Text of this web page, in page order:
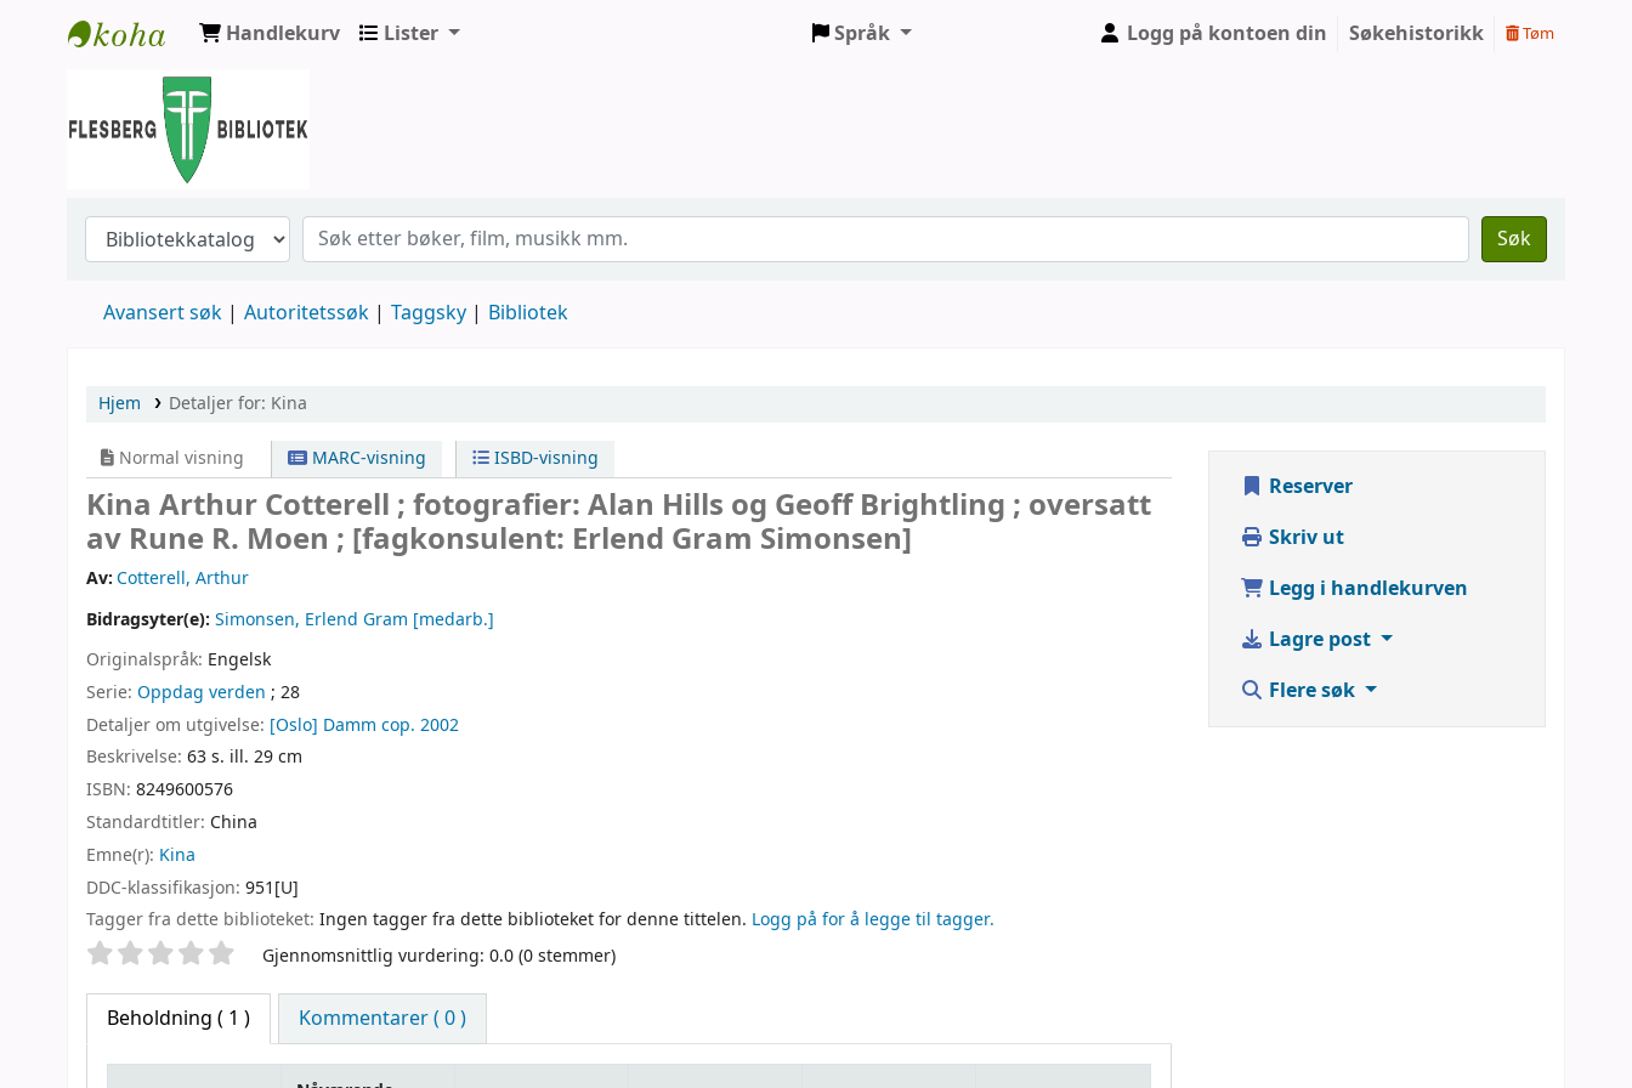
Flesberg bibliotek
Handlekurv Lister Språk Logg på kontoen din Søkehistorikk Tøm
Søk
Avansert søk Autoritetssøk Taggsky Bibliotek
Hjem Detaljer for: Kina
Normal visning MARC-visning ISBD-visning
Kina Arthur Cotterell ; fotografier: Alan Hills og Geoff Brightling ; oversatt
av Rune R. Moen ; [fagkonsulent: Erlend Gram Simonsen]
Av:Cotterell, Arthur
Bidragsyter(e): Simonsen, Erlend Gram [medarb.]
Originalspråk: Engelsk
Serie: Oppdag verden ; 28
Detaljer om utgivelse: [Oslo] Damm cop. 2002
Beskrivelse: 63 s. ill. 29 cm
ISBN: 8249600576
Standardtitler: China
Emne(r): Kina
DDC-klassifikasjon: 951[U]
Tagger fra dette biblioteket: Ingen tagger fra dette biblioteket for denne tittelen. Logg på for å legge til tagger.
StjernevurderingGjennomsnittlig vurdering: 0.0 (0 stemmer)
Beholdning ( 1 ) Kommentarer ( 0 )
Reserver
Skriv ut
Legg i handlekurven
Lagre post
Flere søk